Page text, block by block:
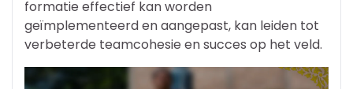
formatie effectief kan worden
geïmplementeerd en aangepast, kan leiden tot
verbeterde teamcohesie en succes op het veld.